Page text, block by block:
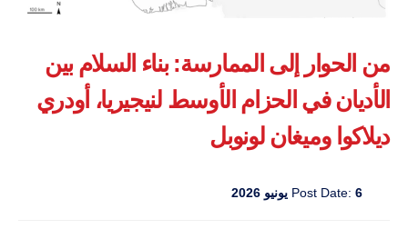
من الحوار إلى الممارسة: بناء السلام بين
الأديان في الحزام الأوسط لنيجيريا، أودري
ديلاكوا وميغان لونوبل
Post Date: 6 يونيو 2026